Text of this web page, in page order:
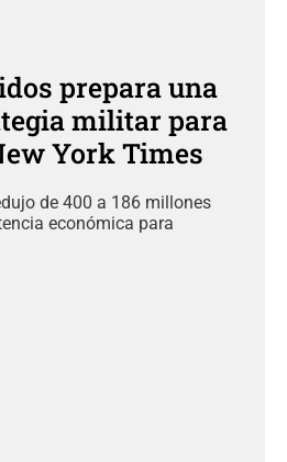
prepara una
militar para
York Times
de 400 a 186 millones
económica para